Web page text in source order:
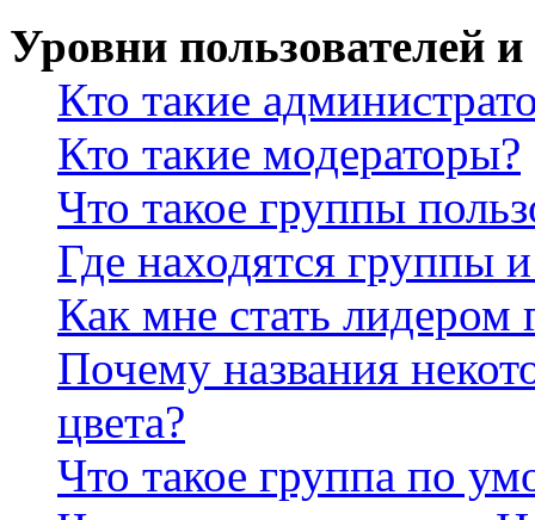
Уровни пользователей
Кто такие
Кто такие модераторы?
Что такое группы
Где находятся группы
Как мне стать лидером
Почему названия
цвета?
Что такое группа по